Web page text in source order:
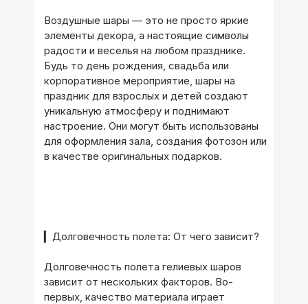
Воздушные шары — это не просто яркие
элементы декора, а настоящие символы
радости и веселья на любом празднике.
Будь то день рождения, свадьба или
корпоративное мероприятие, шары на
праздник для взрослых и детей создают
уникальную атмосферу и поднимают
настроение. Они могут быть использованы
для оформления зала, создания фотозон или
в качестве оригинальных подарков.
▎Долговечность полета: От чего зависит?
Долговечность полета гелиевых шаров
зависит от нескольких факторов. Во-
первых, качество материала играет